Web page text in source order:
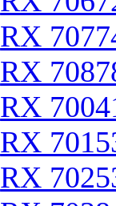
RX
RX
RX
RX
RX